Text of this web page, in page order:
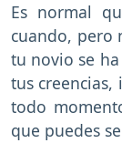
Es normal
cuando, pero
tu novio se
tus creencias,
todo
que puedes